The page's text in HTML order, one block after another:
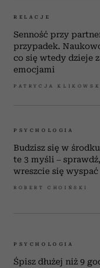
RELACJE
Senność przy
przypadek.
co się wtedy dzieje
emocjami
PATRYCJA
PSYCHOLOGIA
Budzisz się w
te 3 myśli –
wreszcie się wyspać
ROBERT CHOIŃSKI
PSYCHOLOGIA
Śpisz dłużej niż 9